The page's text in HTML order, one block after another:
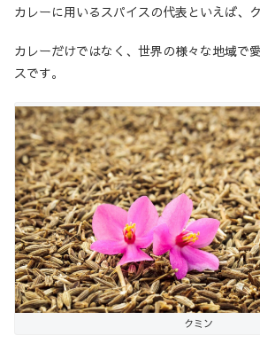
カレーに用いるスパイスの代表といえば、ク
カレーだけではなく、世界の様々な地域で
スです。
クミン